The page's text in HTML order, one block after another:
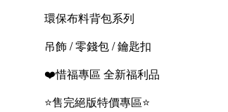
環保布料背包系列
吊飾 / 零錢包 / 鑰匙扣
❤️惜福專區 全新福利品
⭐售完絕版特價專區⭐